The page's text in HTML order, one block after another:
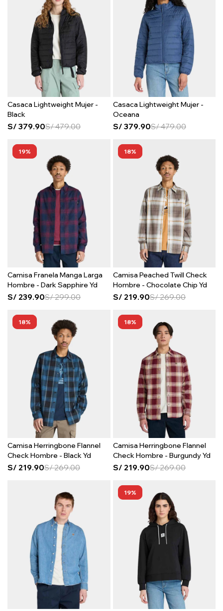
Casaca Lightweight Mujer -
Black
S/ 379.90S/479.00
Casaca Lightweight Mujer -
Oceana
S/ 379.90S/479.00
19
Camisa Franela Manga Larga
Hombre - Dark Sapphire Yd
S/ 239.90S/299.00
18
Camisa Peached Twill Check
Hombre - Chocolate Chip Yd
S/ 219.90S/269.00
18
Camisa Herringbone Flannel
Check Hombre - Black Yd
S/ 219.90S/269.00
18
Camisa Herringbone Flannel
Check Hombre - Burgundy Yd
S/ 219.90S/269.00
19